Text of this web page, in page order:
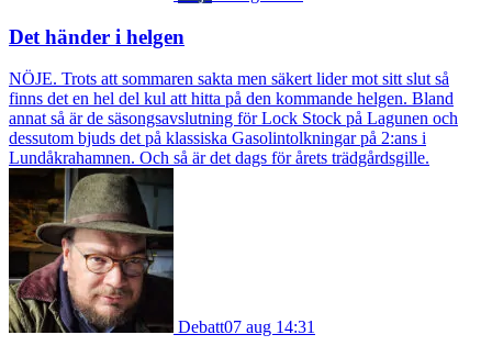
Det händer i helgen
NÖJE. Trots att sommaren sakta men säkert lider mot sitt slut så
finns det en hel del kul att hitta på den kommande helgen. Bland
annat så är de säsongsavslutning för Lock Stock på Lagunen och
dessutom bjuds det på klassiska Gasolintolkningar på 2:ans i
Lundåkrahamnen. Och så är det dags för årets trädgårdsgille.
Debatt07 aug 14:31